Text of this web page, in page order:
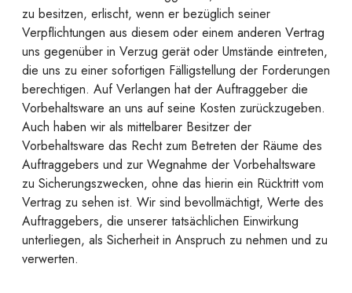
zu besitzen, erlischt, wenn er bezüglich seiner
Verpflichtungen aus diesem oder einem anderen Vertrag
uns gegenüber in Verzug gerät oder Umstände eintreten,
die uns zu einer sofortigen Fälligstellung der Forderungen
berechtigen. Auf Verlangen hat der Auftraggeber die
Vorbehaltsware an uns auf seine Kosten zurückzugeben.
Auch haben wir als mittelbarer Besitzer der
Vorbehaltsware das Recht zum Betreten der Räume des
Auftraggebers und zur Wegnahme der Vorbehaltsware
zu Sicherungszwecken, ohne das hierin ein Rücktritt vom
Vertrag zu sehen ist. Wir sind bevollmächtigt, Werte des
Auftraggebers, die unserer tatsächlichen Einwirkung
unterliegen, als Sicherheit in Anspruch zu nehmen und zu
verwerten.